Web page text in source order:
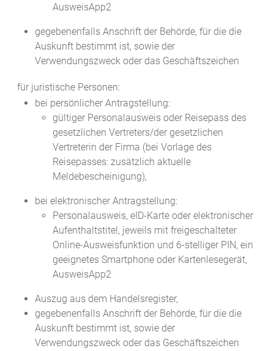
AusweisApp2
gegebenenfalls Anschrift der Behörde, für die die
Auskunft bestimmt ist, sowie der
Verwendungszweck oder das Geschäftszeichen
für juristische Personen:
bei persönlicher Antragstellung:
gültiger Personalausweis oder Reisepass des
gesetzlichen Vertreters/der gesetzlichen
Vertreterin der Firma (bei Vorlage des
Reisepasses: zusätzlich aktuelle
Meldebescheinigung),
bei elektronischer Antragstellung:
Personalausweis, eID-Karte oder elektronischer
Aufenthaltstitel, jeweils mit freigeschalteter
Online-Ausweisfunktion und 6-stelliger PIN, ein
geeignetes Smartphone oder Kartenlesegerät,
AusweisApp2
Auszug aus dem Handelsregister,
gegebenenfalls Anschrift der Behörde, für die die
Auskunft bestimmt ist, sowie der
Verwendungszweck oder das Geschäftszeichen